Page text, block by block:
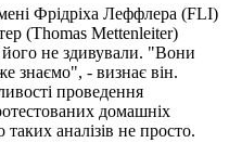
Фрідріха Леффлера (FLI)
(Thomas Mettenleiter)
не здивували. "Вони
знаємо", - визнає він.
проведення
домашніх
аналізів не просто.